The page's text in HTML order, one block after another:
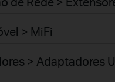
> MiFi
> Adaptadores